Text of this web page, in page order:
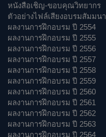
หนังสือเชิญ-ขอบคุณวิทยากร
ตัวอย่างไฟล์เสียงอบรมสัมมนา
ผลงานการฝึกอบรม ปี 2554
ผลงานการฝึกอบรม ปี 2555
ผลงานการฝึกอบรม ปี 2556
ผลงานการฝึกอบรม ปี 2557
ผลงานการฝึกอบรม ปี 2558
ผลงานการฝึกอบรม ปี 2559
ผลงานการฝึกอบรม ปี 2560
ผลงานการฝึกอบรม ปี 2561
ผลงานการฝึกอบรม ปี 2562
ผลงานการฝึกอบรม ปี 2563
ผลงานการฝึกอบรม ปี 2564